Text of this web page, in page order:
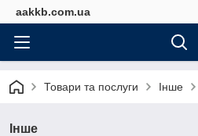
aakkb.com.ua
Товари та послуги Інше
Інше